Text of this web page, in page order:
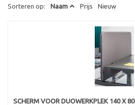
Sorteren op: Naam Prijs Nieuw
SCHERM VOOR DUOWERKPLEK 140 X 80